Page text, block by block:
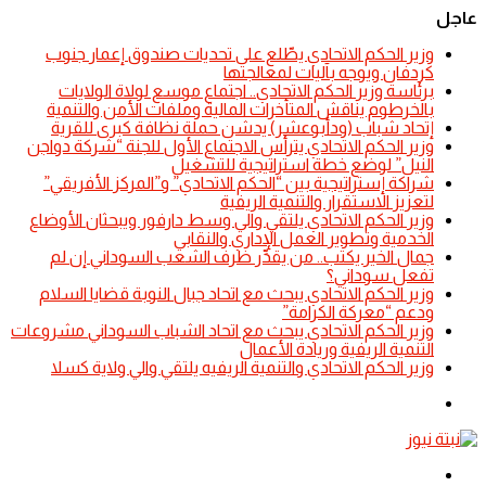
عاجل
​وزير الحكم الاتحادي يطّلع على تحديات صندوق إعمار جنوب
كردفان ويوجه بآليات لمعالجتها
​برئاسة وزير الحكم الاتحادي.. اجتماع موسع لولاة الولايات
بالخرطوم يناقش المتأخرات المالية وملفات الأمن والتنمية
إتحاد شباب (ودأبوعشر) يدشن حملة نظافة كبرى للقرية
وزير الحكم الاتحادي يترأس الاجتماع الأول للجنة “شركة دواجن
النيل” لوضع خطة استراتيجية للتشغيل
شراكة إستراتيجية بين “الحكم الاتحادي” و”المركز الأفريقي”
لتعزيز الاستقرار والتنمية الريفية
​وزير الحكم الاتحادي يلتقي والي وسط دارفور ويبحثان الأوضاع
الخدمية وتطوير العمل الإداري والنقابي
جمال الخير يكتب.. من يقدِّر ظرف الشعب السوداني إن لم
تفعل سوداني؟
​وزير الحكم الاتحادي يبحث مع اتحاد جبال النوبة قضايا السلام
ودعم “معركة الكرامة”
​وزير الحكم الاتحادي يبحث مع اتحاد الشباب السوداني مشروعات
التنمية الريفية وريادة الأعمال
​وزير الحكم الاتحادي والتنمية الريفيه يلتقي والي ولاية كسلا